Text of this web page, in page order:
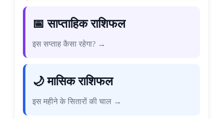
📅 साप्ताहिक राशिफल
इस सप्ताह कैसा रहेगा? →
🌙 मासिक राशिफल
इस महीने के सितारों की चाल →